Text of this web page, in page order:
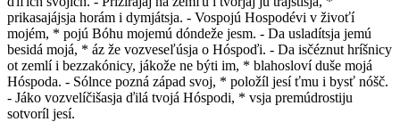
prikasajájsja horám i dymjátsja. - Vospojú Hospodévi v živoťí
mojém, * pojú Bóhu mojemú dóndeže jesm. - Da usladítsja jemú
besidá mojá, * áz že vozveseľúsja o Hóspoďi. - Da isčéznut hríšnicy
ot zemlí i bezzakónicy, jákože ne býti im, * blahosloví duše mojá
Hóspoda. - Sólnce pozná západ svoj, * položíl jesí ťmu i bysť nóšč.
- Jáko vozvelíčišasja ďilá tvojá Hóspodi, * vsja premúdrostiju
sotvoríl jesí.